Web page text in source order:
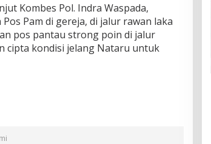
Kombes Pol. Indra Waspada,
Pam di gereja, di jalur rawan laka
pos pantau strong poin di jalur
cipta kondisi jelang Nataru untuk